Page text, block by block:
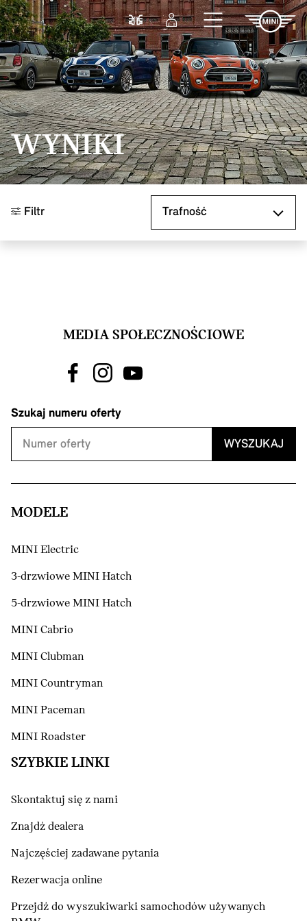
Przejdź do głównej treści
PorównajZaloguj się
WYNIKI
Filtr
MEDIA SPOŁECZNOŚCIOWE
Szukaj numeru oferty
WYSZUKAJ
MODELE
MINI Electric
3-drzwiowe MINI Hatch
5-drzwiowe MINI Hatch
MINI Cabrio
MINI Clubman
MINI Countryman
MINI Paceman
MINI Roadster
SZYBKIE LINKI
Skontaktuj się z nami
Znajdź dealera
Najczęściej zadawane pytania
Rezerwacja online
Przejdź do wyszukiwarki samochodów używanych